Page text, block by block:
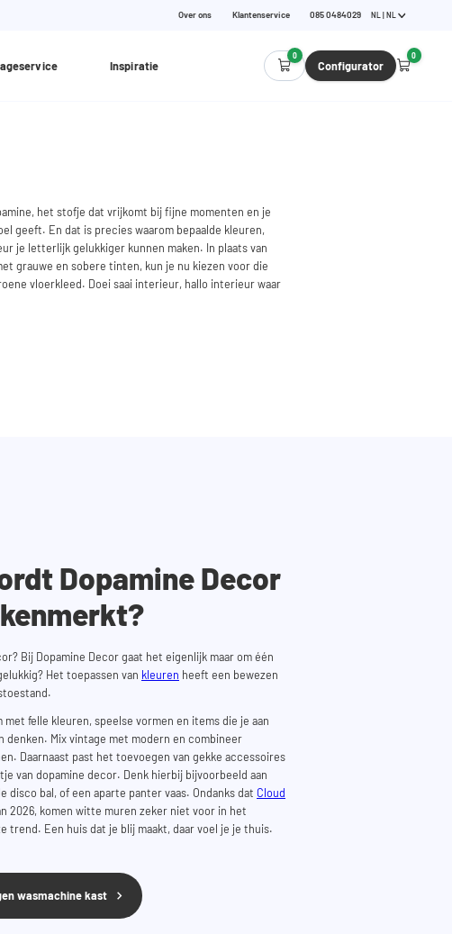
Over ons Klantenservice 085 0484029 NL | NL
Inspiratie
0
Configurator
0
het stofje dat vrijkomt bij fijne momenten en je
geeft. En dat is precies waarom bepaalde kleuren,
je letterlijk gelukkiger kunnen maken. In plaats van
grauwe en sobere tinten, kun je nu kiezen voor die
vloerkleed. Doei saai interieur, hallo interieur waar
Dopamine Decor
Bij Dopamine Decor gaat het eigenlijk maar om één
Het toepassen van kleuren heeft een bewezen
met felle kleuren, speelse vormen en items die je aan
denken. Mix vintage met modern en combineer
Daarnaast past het toevoegen van gekke accessoires
van dopamine decor. Denk hierbij bijvoorbeeld aan
disco bal, of een aparte panter vaas. Ondanks dat Cloud
2026, komen witte muren zeker niet voor in het
trend. Een huis dat je blij maakt, daar voel je je thuis.
wasmachine kast